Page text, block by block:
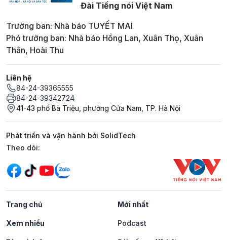
Đài Tiếng nói Việt Nam
Trưởng ban: Nhà báo TUYẾT MAI
Phó trưởng ban: Nhà báo Hồng Lan, Xuân Thọ, Xuân
Thân, Hoài Thu
Liên hệ
84-24-39365555
84-24-39342724
41-43 phố Bà Triệu, phường Cửa Nam, TP. Hà Nội
Phát triển và vận hành bởi SolidTech
Mạng xã hội
Theo dõi:
Trang chủ Mới nhất
Xem nhiều Podcast